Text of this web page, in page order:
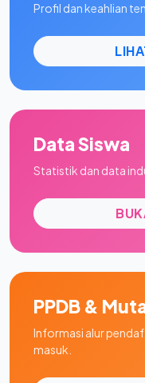
Profil dan keahlian
Data Siswa
Statistik dan data
PPDB &
Informasi alur
masuk.